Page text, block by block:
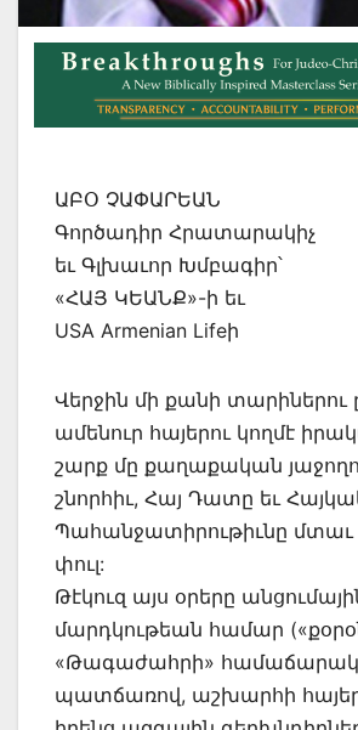
ԱԲՕ ՉԱՓԱՐԵԱՆ
Գործադիր Հրատարակիչ
եւ Գլխաւոր Խմբագիր՝
«ՀԱՅ ԿԵԱՆՔ»-ի եւ
USA Armenian Lifeի
Վերջին մի քանի տարիներու
ամենուր հայերու կողմէ
շարք մը քաղաքական
շնորհիւ, Հայ Դատը եւ
Պահանջատիրութիւնը մտաւ
փուլ:
Թէկուզ այս օրերը
մարդկութեան համար
«Թագաժահրի»
պատճառով, աշխարհի